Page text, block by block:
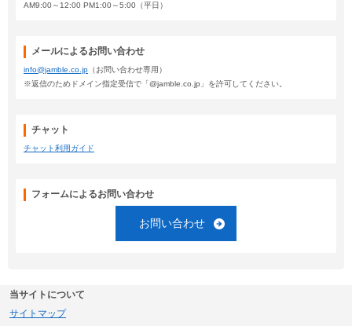
AM9:00～12:00 PM1:00～5:00（平日）
メールによるお問い合わせ
info@jamble.co.jp （お問い合わせ専用）
※返信のためドメイン指定受信で「@jamble.co.jp」を許可してください。
チャット
チャット利用ガイド
フォームによるお問い合わせ
お問い合わせ
当サイトについて
サイトマップ